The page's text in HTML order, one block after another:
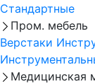
Стандартные
Пром. мебель
Верстаки
Медицинская